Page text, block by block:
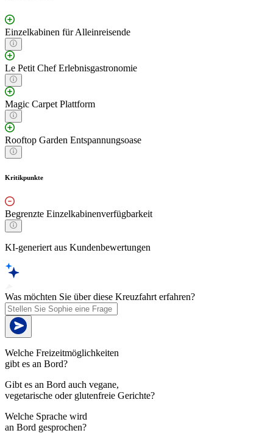
Einzelkabinen für Alleinreisende
Le Petit Chef Erlebnisgastronomie
Magic Carpet Plattform
Rooftop Garden Entspannungsoase
Kritikpunkte
Begrenzte Einzelkabinenverfügbarkeit
KI-generiert aus Kundenbewertungen
Was möchten Sie über diese Kreuzfahrt erfahren?
Welche Freizeitmöglichkeiten
gibt es an Bord?
Gibt es an Bord auch vegane,
vegetarische oder glutenfreie Gerichte?
Welche Sprache wird
an Bord gesprochen?